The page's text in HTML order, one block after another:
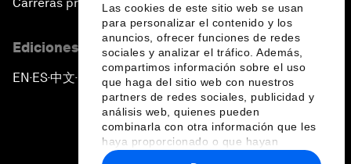
Las cookies de este sitio web se usan
para personalizar el contenido y los
anuncios, ofrecer funciones de redes
sociales y analizar el tráfico. Además,
compartimos información sobre el uso
que haga del sitio web con nuestros
partners de redes sociales, publicidad y
análisis web, quienes pueden
combinarla con otra información que les
haya proporcionado o que hayan
recopilado a partir del uso que haya
Ediciones en otros idiomas
EN ▪ES▪中文▪ 日本語